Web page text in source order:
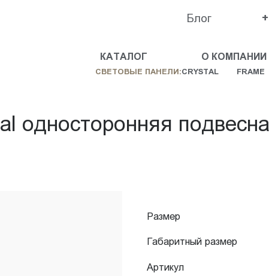
Блог
КАТАЛОГ О КОМПАНИИ
СВЕТОВЫЕ ПАНЕЛИ:CRYSTAL FRAME
односторонняя
Размер
Габаритный размер
Артикул